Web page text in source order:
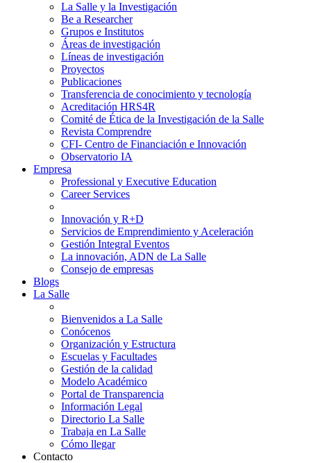
La Salle y la Investigación
Be a Researcher
Grupos e Institutos
Áreas de investigación
Líneas de investigación
Proyectos
Publicaciones
Transferencia de conocimiento y tecnología
Acreditación HRS4R
Comité de Ética de la Investigación de la Salle
Revista Comprendre
CFI- Centro de Financiación e Innovación
Observatorio IA
Empresa
Professional y Executive Education
Career Services
Innovación y R+D
Servicios de Emprendimiento y Aceleración
Gestión Integral Eventos
La innovación, ADN de La Salle
Consejo de empresas
Blogs
La Salle
Bienvenidos a La Salle
Conócenos
Organización y Estructura
Escuelas y Facultades
Gestión de la calidad
Modelo Académico
Portal de Transparencia
Información Legal
Directorio La Salle
Trabaja en La Salle
Cómo llegar
Contacto